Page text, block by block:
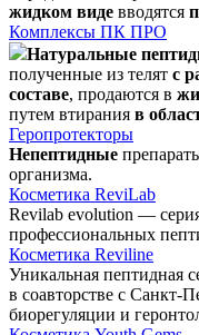
жидком виде вводятся
Комплексы ПК ПРО
Натуральные
полученные из телят с
составе, продаются в
путем втирания в
Геропротекторы
Непептидные
организма.
Косметика ReviLab
Revilab evolution —
профессиональных
Косметика Reviline
Уникальная пептидная
в соавторстве с Санкт-
биорегуляции и